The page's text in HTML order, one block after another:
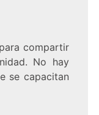
compartir
No hay
se capacitan